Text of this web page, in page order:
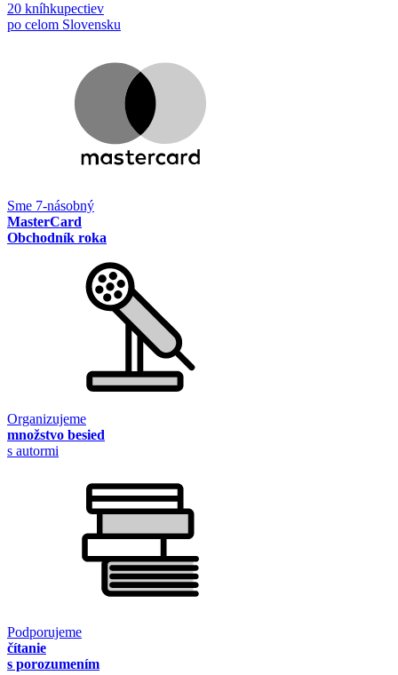
20 kníhkupectiev
po celom Slovensku
Sme 7-násobný
MasterCard
Obchodník roka
Organizujeme
množstvo besied
s autormi
Podporujeme
čítanie
s porozumením